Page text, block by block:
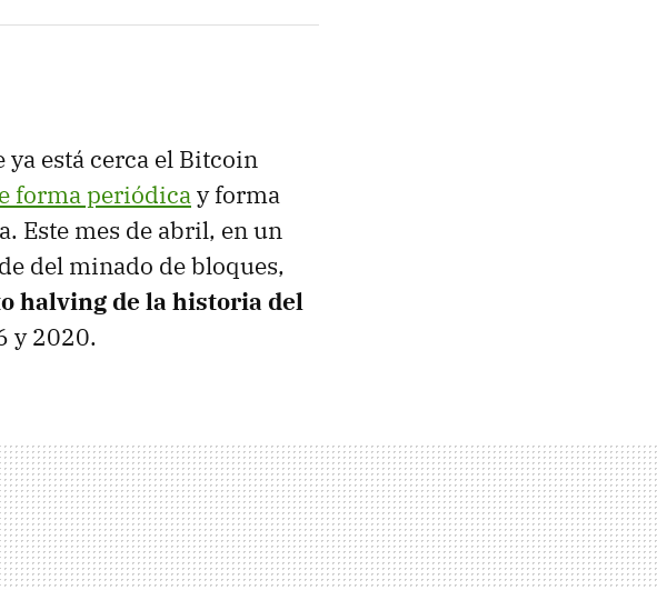
ya está cerca el Bitcoin
forma periódicay forma
Este mes de abril, en un
del minado de bloques,
halving de la historia del
y 2020.